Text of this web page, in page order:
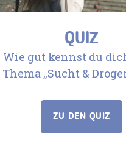
QUIZ
Wie gut kennst du
Thema „Sucht &
ZU DEN QUIZ